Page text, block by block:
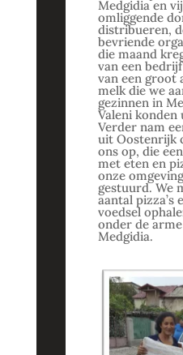
Medgidia en
omliggende
distribueren,
bevriende
die maand
van een
van een groot
melk die we
gezinnen in
Valeni konden
Verder nam
uit Oostenrijk
ons op, die
met eten en
onze
gestuurd. We
aantal pizza’s
voedsel
onder de
Medgidia.